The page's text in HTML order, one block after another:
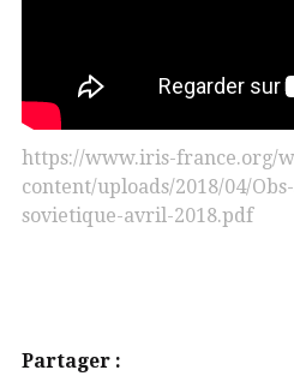
https://www.iris-france.org/
content/uploads/2018/04/
sovietique-avril-2018.pdf
Partager :